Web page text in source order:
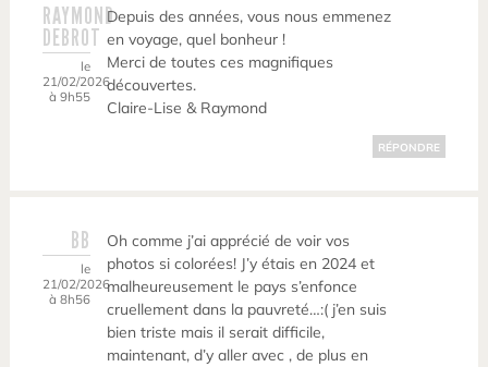
RAYMOND
DEBROT
le
21/02/2026
à 9h55
Depuis des années, vous nous emmenez
en voyage, quel bonheur !
Merci de toutes ces magnifiques
découvertes.
Claire-Lise & Raymond
RÉPONDRE
BB
le
21/02/2026
à 8h56
Oh comme j’ai apprécié de voir vos
photos si colorées! J’y étais en 2024 et
malheureusement le pays s’enfonce
cruellement dans la pauvreté…:( j’en suis
bien triste mais il serait difficile,
maintenant, d’y aller avec , de plus en